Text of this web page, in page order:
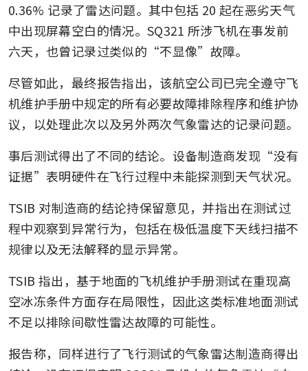
0.36% 记录了雷达问题。其中包括 20 起在恶劣天气
中出现屏幕空白的情况。SQ321 所涉飞机在事发前
六天，也曾记录过类似的“不显像”故障。
尽管如此，最终报告指出，该航空公司已完全遵守飞
机维护手册中规定的所有必要故障排除程序和维护协
议，以处理此次以及另外两次气象雷达的记录问题。
事后测试得出了不同的结论。设备制造商发现“没有
证据”表明硬件在飞行过程中未能探测到天气状况。
TSIB 对制造商的结论持保留意见，并指出在测试过
程中观察到异常行为，包括在极低温度下天线扫描不
规律以及无法解释的显示异常。
TSIB 指出，基于地面的飞机维护手册测试在重现高
空冰冻条件方面存在局限性，因此这类标准地面测试
不足以排除间歇性雷达故障的可能性。
报告称，同样进行了飞行测试的气象雷达制造商得出